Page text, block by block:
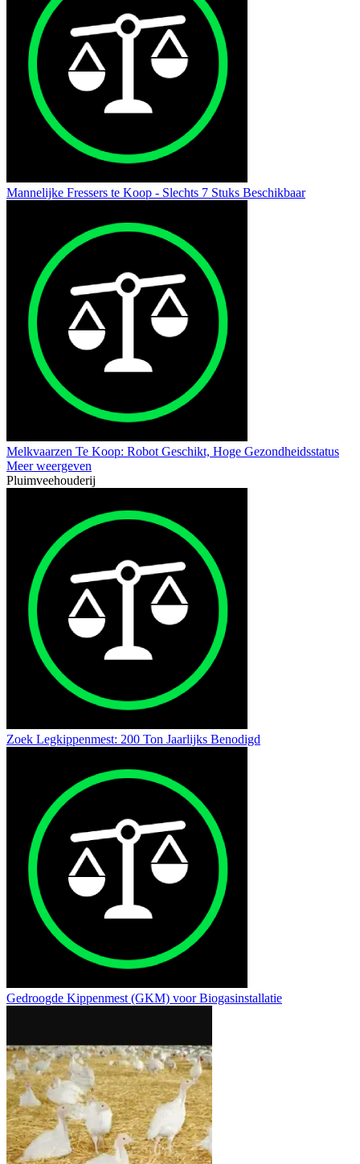
Mannelijke Fressers te Koop - Slechts 7 Stuks Beschikbaar
Melkvaarzen Te Koop: Robot Geschikt, Hoge Gezondheidsstatus
Meer weergeven
Pluimveehouderij
Zoek Legkippenmest: 200 Ton Jaarlijks Benodigd
Gedroogde Kippenmest (GKM) voor Biogasinstallatie